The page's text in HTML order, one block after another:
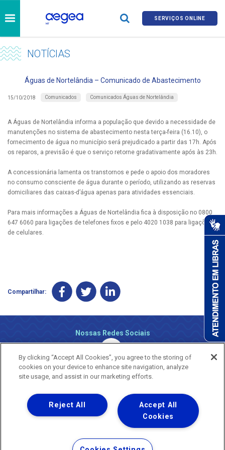
SERVIÇOS ONLINE
NOTÍCIAS
Águas de Nortelândia – Comunicado de Abastecimento
15/10/2018 Comunicados Comunicados Águas de Nortelândia
A Águas de Nortelândia informa a população que devido a necessidade de
manutenções no sistema de abastecimento nesta terça-feira (16.10), o
fornecimento de água no município será prejudicado a partir das 17h. Após
os reparos, a previsão é que o serviço retorne gradativamente após às 23h.
A concessionária lamenta os transtornos e pede o apoio dos moradores
no consumo consciente de água durante o período, utilizando as reservas
domiciliares das caixas-d’água apenas para atividades essenciais.
Para mais informações a Águas de Nortelândia fica à disposição no 0800
647 6060 para ligações de telefones fixos e pelo 4020 1038 para ligações
de celulares.
Compartilhar:
Nossas Redes Sociais
Uma empresa
Copyright ® 2026 - Todos os Direitos Reservados.
Nossa natureza movimenta a vida
Termos Gerais de Uso de Sites e Aplicativos
By clicking “Accept All Cookies”, you agree to the storing of
cookies on your device to enhance site navigation, analyze
site usage, and assist in our marketing efforts.
Accept All
Cookies
Reject All